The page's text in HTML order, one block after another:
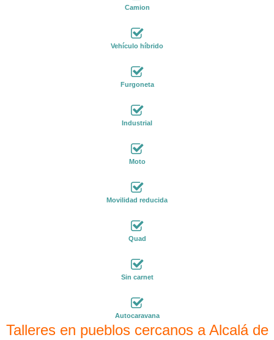
Camion
Vehículo híbrido
Furgoneta
Industrial
Moto
Movilidad reducida
Quad
Sin carnet
Autocaravana
Talleres en pueblos cercanos a Alcalá de